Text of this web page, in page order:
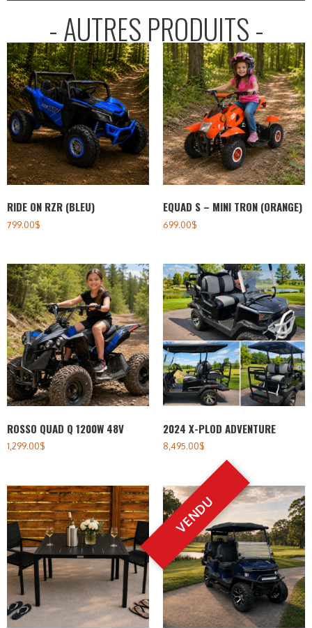
- AUTRES PRODUITS -
RIDE ON RZR (BLEU)
799.00$
EQUAD S – MINI TRON (ORANGE)
699.00$
ROSSO QUAD Q 1200W 48V
1,299.00$
2024 X-PLOD ADVENTURE
8,495.00$